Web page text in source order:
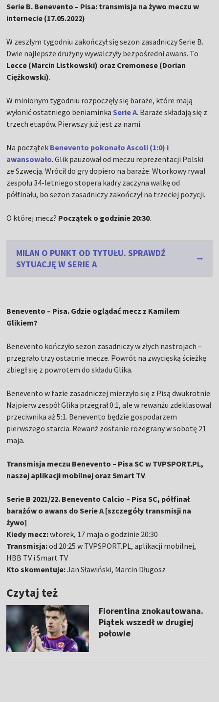
Serie B. Benevento – Pisa: transmisja na żywo meczu w
internecie (17.05.2022)
W zeszłym tygodniu zakończył się sezon zasadniczy Serie B.
Dwie najlepsze drużyny wywalczyły bezpośredni awans. To
Lecce (Marcin Listkowski) oraz Cremonese (Dorian
Ciężkowski).
W minionym tygodniu rozpoczęły się baraże, które mają
wyłonić ostatniego beniaminka Serie A. Baraże składają się z
trzech etapów. Pierwszy już jest za nami.
Na początek Benevento pokonało Ascoli (1:0) i
awansowało. Glik pauzował od meczu reprezentacji Polski
ze Szwecją. Wrócił do gry dopiero na baraże. Wtorkowy rywal
zespołu 34-letniego stopera kadry zaczyna walkę od
półfinału, bo sezon zasadniczy zakończył na trzeciej pozycji.
O której mecz? Początek o godzinie 20:30.
MILAN O PUNKT OD TYTUŁU. SPRAWDŹ
SYTUACJĘ W SERIE A
Benevento – Pisa. Gdzie oglądać mecz z Kamilem
Glikiem?
Benevento kończyło sezon zasadniczy w złych nastrojach –
przegrało trzy ostatnie mecze. Powrót na zwycięską ścieżkę
zbiegł się z powrotem do składu Glika.
Benevento w fazie zasadniczej mierzyło się z Pisą dwukrotnie.
Najpierw zespół Glika przegrał 0:1, ale w rewanżu zdeklasował
przeciwnika aż 5:1. Benevento będzie gospodarzem
pierwszego starcia. Rewanż zostanie rozegrany w sobotę 21
maja.
Transmisja meczu Benevento – Pisa SC w TVPSPORT.PL,
naszej aplikacji mobilnej oraz Smart TV.
Serie B 2021/22. Benevento Calcio – Pisa SC, półfinał
barażów o awans do Serie A [szczegóły transmisji na
żywo]
Kiedy mecz:wtorek, 17 maja o godzinie 20:30
Transmisja:od 20:25 w TVPSPORT.PL, aplikacji mobilnej,
HBB TV i Smart TV
Kto skomentuje:Jan Sławiński, Marcin Długosz
Czytaj też
Fiorentina znokautowana.
Piątek wszedł w drugiej
połowie